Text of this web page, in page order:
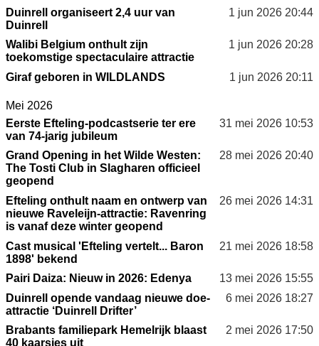
Duinrell organiseert 2,4 uur van
Duinrell
1 jun 2026 20:44
Walibi Belgium onthult zijn
toekomstige spectaculaire attractie
1 jun 2026 20:28
Giraf geboren in WILDLANDS 1 jun 2026 20:11
Mei 2026
Eerste Efteling-podcastserie ter ere
van 74-jarig jubileum
31 mei 2026 10:53
Grand Opening in het Wilde Westen:
The Tosti Club in Slagharen officieel
geopend
28 mei 2026 20:40
Efteling onthult naam en ontwerp van
nieuwe Raveleijn-attractie: Ravenring
is vanaf deze winter geopend
26 mei 2026 14:31
Cast musical 'Efteling vertelt... Baron
1898' bekend
21 mei 2026 18:58
Pairi Daiza: Nieuw in 2026: Edenya 13 mei 2026 15:55
Duinrell opende vandaag nieuwe doe-
attractie ‘Duinrell Drifter’
6 mei 2026 18:27
Brabants familiepark Hemelrijk blaast
40 kaarsjes uit
2 mei 2026 17:50